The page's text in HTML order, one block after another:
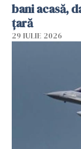
bani acasă,
țară
29 IULIE 2026